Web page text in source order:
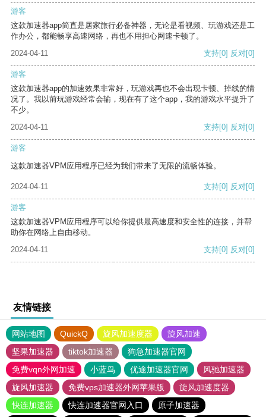
游客
这款加速器app简直是居家旅行必备神器，无论是看视频、玩游戏还是工
作办公，都能畅享高速网络，再也不用担心网速卡顿了。
2024-04-11
支持[0] 反对[0]
游客
这款加速器app的加速效果非常好，玩游戏再也不会出现卡顿、掉线的情
况了。我以前玩游戏经常会输，现在有了这个app，我的游戏水平提升了
不少。
2024-04-11
支持[0] 反对[0]
游客
这款加速器VPM应用程序已经为我们带来了无限的流畅体验。
2024-04-11 支持[0] 反对[0]
游客
这款加速器VPM应用程序可以给你提供最高速度和安全性的连接，并帮
助你在网络上自由移动。
2024-04-11
支持[0] 反对[0]
友情链接
网站地图 QuickQ 旋风加速度器
旋风加速
坚果加速器
tiktok加速器
狗急加速器官网
免费vqn外网加速
小蓝鸟 优途加速器官网
风驰加速器
旋风加速器
免费vps加速器外网苹果版
旋风加速度器
快连加速器
快连加速器官网入口 原子加速器